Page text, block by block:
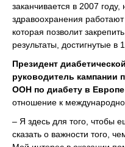
заканчивается в 2007
здравоохранения
которая позволит
результаты, достигнутые в
Президент
руководитель
ООН по диабету в
отношение к
– Я здесь для того, чтобы
сказать о важности того,